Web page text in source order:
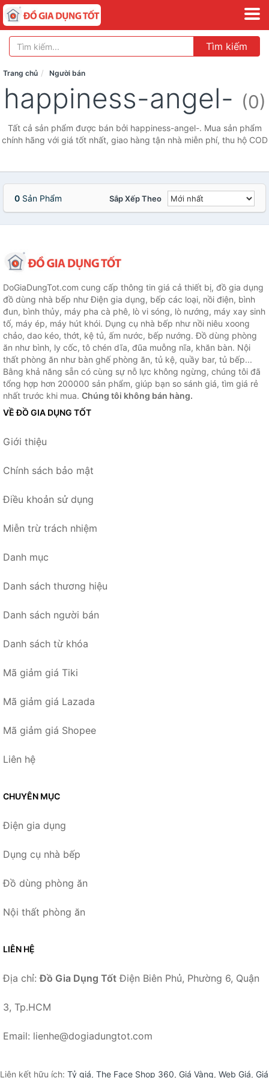
Tìm kiếm
Trang chủ Người bán
happiness-angel- (0)
Tất cả sản phẩm được bán bởi happiness-angel-. Mua sản phẩm
chính hãng với giá tốt nhất, giao hàng tận nhà miễn phí, thu hộ COD
0 Sản Phẩm Sắp Xếp Theo
DoGiaDungTot.com cung cấp thông tin giá cả thiết bị, đồ gia dụng
đồ dùng nhà bếp như Điện gia dụng, bếp các loại, nồi điện, bình
đun, bình thủy, máy pha cà phê, lò vi sóng, lò nướng, máy xay sinh
tố, máy ép, máy hút khói. Dụng cụ nhà bếp như nồi niêu xoong
chảo, dao kéo, thớt, kệ tủ, ấm nước, bếp nướng. Đồ dùng phòng
ăn như bình, ly cốc, tô chén dĩa, đũa muỗng nĩa, khăn bàn. Nội
thất phòng ăn như bàn ghế phòng ăn, tủ kệ, quầy bar, tủ bếp...
Bằng khả năng sẵn có cùng sự nỗ lực không ngừng, chúng tôi đã
tổng hợp hơn 200000 sản phẩm, giúp bạn so sánh giá, tìm giá rẻ
nhất trước khi mua. Chúng tôi không bán hàng.
VỀ ĐỒ GIA DỤNG TỐT
Giới thiệu
Chính sách bảo mật
Điều khoản sử dụng
Miễn trừ trách nhiệm
Danh mục
Danh sách thương hiệu
Danh sách người bán
Danh sách từ khóa
Mã giảm giá Tiki
Mã giảm giá Lazada
Mã giảm giá Shopee
Liên hệ
CHUYÊN MỤC
Điện gia dụng
Dụng cụ nhà bếp
Đồ dùng phòng ăn
Nội thất phòng ăn
LIÊN HỆ
Địa chỉ:Đồ Gia Dụng Tốt Điện Biên Phủ, Phường 6, Quận
3, Tp.HCM
Email: lienhe@dogiadungtot.com
Liên kết hữu ích: Tỷ giá, The Face Shop 360, Giá Vàng, Web Giá, Giá